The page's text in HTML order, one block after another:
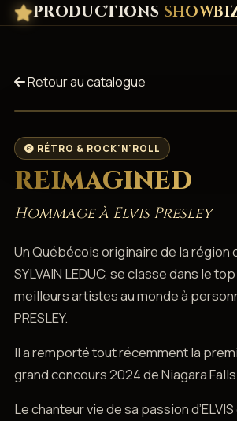
PRODUCTIONS
Retour au catalogue
RÉTRO & ROCK'N'ROLL
REIMAGINED
Hommage à Elvis Presley
Un Québécois originaire de la région
SYLVAIN LEDUC, se classe dans le
meilleurs artistes au monde à
PRESLEY.
Il a remporté tout récemment la
grand concours 2024 de Niagara
Le chanteur vie de sa passion